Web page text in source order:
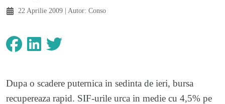
22 Aprilie 2009 | Autor: Conso
Dupa o scadere puternica in sedinta de ieri, bursa
recupereaza rapid. SIF-urile urca in medie cu 4,5% pe